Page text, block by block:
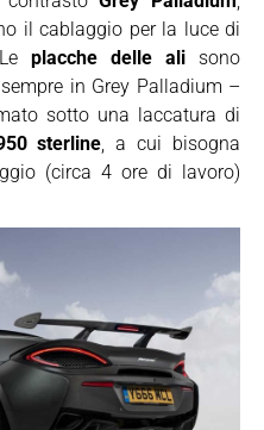
il cablaggio per la luce di
placche delle ali sono
in Grey Palladium –
sotto una laccatura di
sterline, a cui bisogna
(circa 4 ore di lavoro)